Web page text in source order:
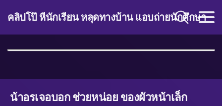
คลิปโป๊ หีนักเรียน หลุดทางบ้าน แอบถ่ายนักศึกษา
น้าอรเจอบอก ช่วยหน่อย ของผัวหน้าเล็ก